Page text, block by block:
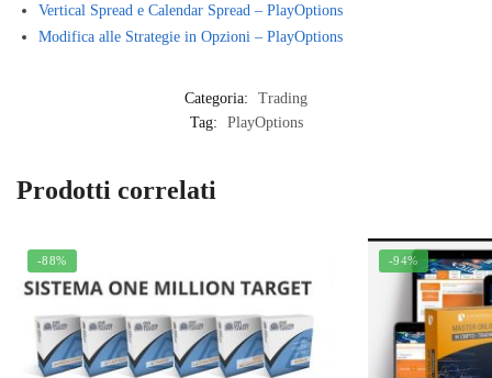
Vertical Spread e Calendar Spread – PlayOptions
Modifica alle Strategie in Opzioni – PlayOptions
Categoria:
Trading
Tag:
PlayOptions
Prodotti correlati
-88% -94%